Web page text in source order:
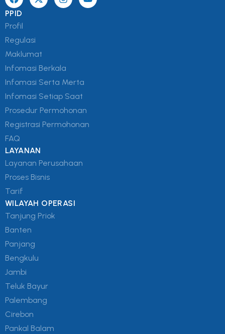
PPID
Profil
Regulasi
Maklumat
Infomasi Berkala
Infomasi Serta Merta
Infomasi Setiap Saat
Prosedur Permohonan
Registrasi Permohonan
FAQ
LAYANAN
Layanan Perusahaan
Proses Bisnis
Tarif
WILAYAH OPERASI
Tanjung Priok
Banten
Panjang
Bengkulu
Jambi
Teluk Bayur
Palembang
Cirebon
Pankal Balam